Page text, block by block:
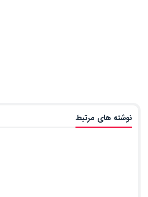
نوشته های مرتبط